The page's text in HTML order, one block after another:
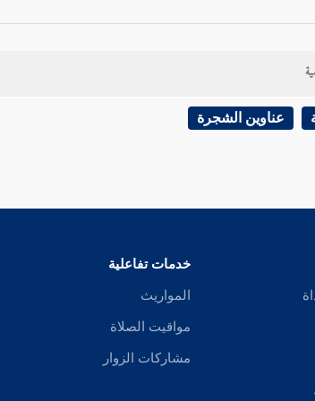
عناوين الشجرة
خدمات تفاعلية
المواريث
مواقيت الصلاة
مشاركات الزوار